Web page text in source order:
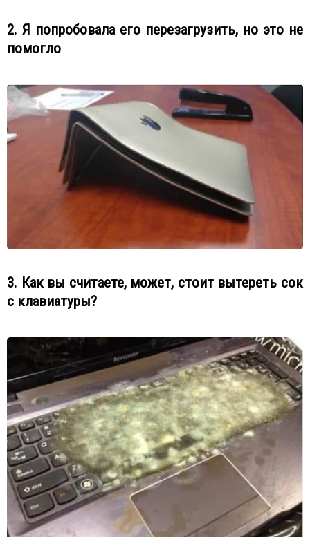
2. Я попробовала его перезагрузить, но это не
помогло
3. Как вы считаете, может, стоит вытереть сок
с клавиатуры?